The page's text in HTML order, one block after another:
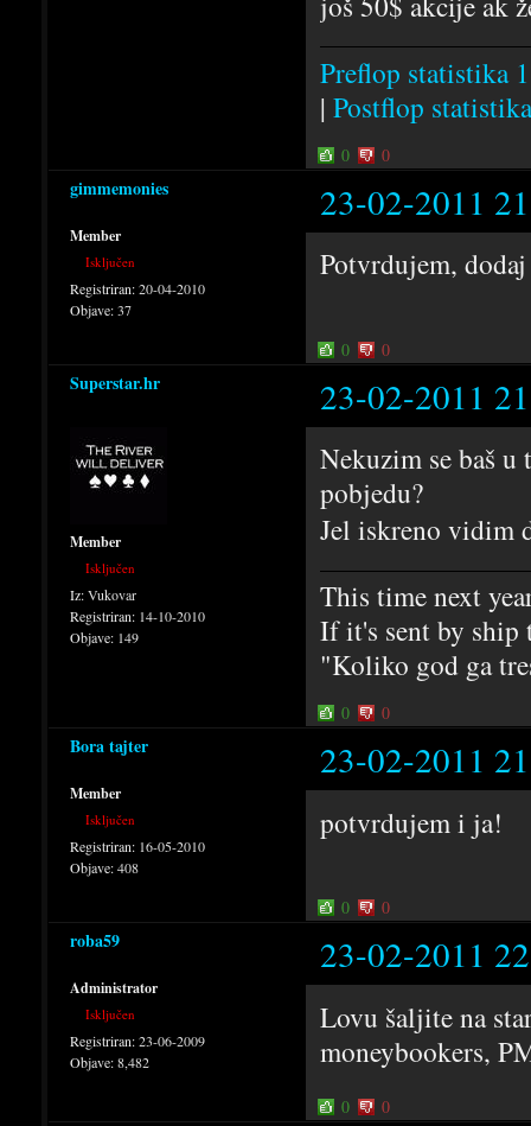
Preflop statistika
| Postflop
0 0
gimmemonies 23-02-2011
Member
Isključen
Registriran:20-04-2010
Objave:37
Potvrdujem,
0 0
Superstar.hr 23-02-2011
Member
Isključen
Iz:Vukovar
Registriran: 14-10-2010
Objave: 149
Nekuzim se baš
pobjedu?
Jel iskreno vidim
This time next
If it's sent by ship
"Koliko god ga
0 0
Bora tajter 23-02-2011
Member
Isključen
Registriran: 16-05-2010
Objave:408
potvrdujem i ja!
0 0
roba59 23-02-2011
Administrator
Isključen
Registriran:23-06-2009
Objave:8,482
Lovu šaljite na
moneybookers,
0 0